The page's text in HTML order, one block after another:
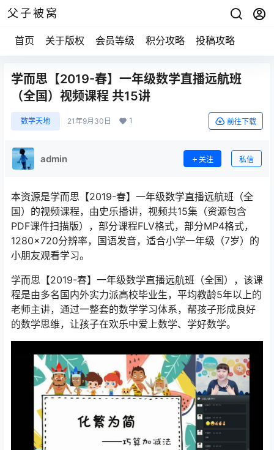
父子被窝
首页 关于版权 会员等级 积分攻略 投稿攻略
学而思【2019-春】一年级数学直播远航班
（全国）视频课程 共15讲
数学天地 21年9月30日 1 前往下载
admin 关注 私信
本资源是学而思【2019-春】一年级数学直播远航班（全
国）的视频课程，由史乐播讲，视频共15集（资源包含
PDF课件扫描版），部分课程FLV格式，部分MP4格式，
1280×720分辨率，国语发音，适合小学一年级（7岁）的
小朋友观看学习。
学而思【2019-春】一年级数学直播远航班（全国），该课
程是由多名国内外实力派高校毕业生，平均教龄5年以上的
老师主讲，通过一整套的数学学习体系，帮孩子形成良好
的数学思维，让孩子在欢乐中爱上数学、学好数学。